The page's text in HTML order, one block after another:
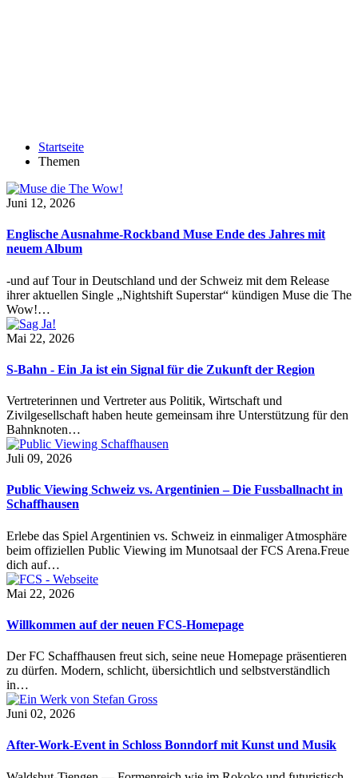
Startseite
Themen
Juni 12, 2026
Englische Ausnahme-Rockband Muse Ende des Jahres mit
neuem Album
-und auf Tour in Deutschland und der Schweiz mit dem Release
ihrer aktuellen Single „Nightshift Superstar“ kündigen Muse die The
Wow!…
Mai 22, 2026
S-Bahn - Ein Ja ist ein Signal für die Zukunft der Region
Vertreterinnen und Vertreter aus Politik, Wirtschaft und
Zivilgesellschaft haben heute gemeinsam ihre Unterstützung für den
Bahnknoten…
Juli 09, 2026
Public Viewing Schweiz vs. Argentinien – Die Fussballnacht in
Schaffhausen
Erlebe das Spiel Argentinien vs. Schweiz in einmaliger Atmosphäre
beim offiziellen Public Viewing im Munotsaal der FCS Arena.Freue
dich auf…
Mai 22, 2026
Willkommen auf der neuen FCS-Homepage
Der FC Schaffhausen freut sich, seine neue Homepage präsentieren
zu dürfen. Modern, schlicht, übersichtlich und selbstverständlich
in…
Juni 02, 2026
After-Work-Event in Schloss Bonndorf mit Kunst und Musik